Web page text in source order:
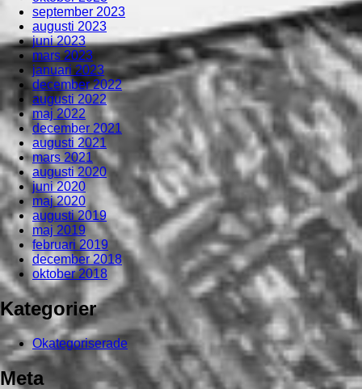
september 2023
augusti 2023
juni 2023
mars 2023
januari 2023
december 2022
augusti 2022
maj 2022
december 2021
augusti 2021
mars 2021
augusti 2020
juni 2020
maj 2020
augusti 2019
maj 2019
februari 2019
december 2018
oktober 2018
Kategorier
Okategoriserade
Meta